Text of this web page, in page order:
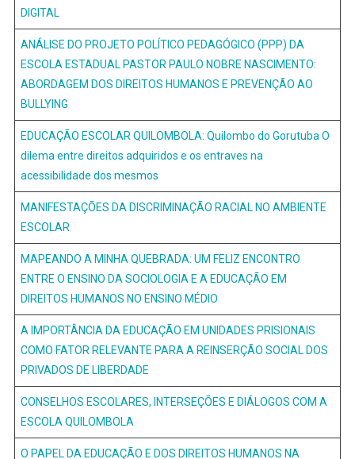
DIGITAL
ANÁLISE DO PROJETO POLÍTICO PEDAGÓGICO (PPP) DA
ESCOLA ESTADUAL PASTOR PAULO NOBRE NASCIMENTO:
ABORDAGEM DOS DIREITOS HUMANOS E PREVENÇÃO AO
BULLYING
EDUCAÇÃO ESCOLAR QUILOMBOLA: Quilombo do Gorutuba O
dilema entre direitos adquiridos e os entraves na
acessibilidade dos mesmos
MANIFESTAÇÕES DA DISCRIMINAÇÃO RACIAL NO AMBIENTE
ESCOLAR
MAPEANDO A MINHA QUEBRADA: UM FELIZ ENCONTRO
ENTRE O ENSINO DA SOCIOLOGIA E A EDUCAÇÃO EM
DIREITOS HUMANOS NO ENSINO MÉDIO
A IMPORTÂNCIA DA EDUCAÇÃO EM UNIDADES PRISIONAIS
COMO FATOR RELEVANTE PARA A REINSERÇÃO SOCIAL DOS
PRIVADOS DE LIBERDADE
CONSELHOS ESCOLARES, INTERSEÇÕES E DIÁLOGOS COM A
ESCOLA QUILOMBOLA
O PAPEL DA EDUCAÇÃO E DOS DIREITOS HUMANOS NA